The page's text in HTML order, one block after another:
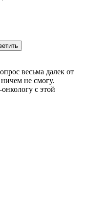
весьма далек от
не смогу.
с этой